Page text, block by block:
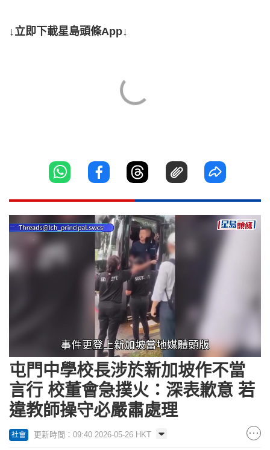
↓立即下載星島頭條App↓
Unmute Loaded:
32.22%
屯門中學校長涉於新加坡作不當
言行 校董會急撲火：深表歉意 若
違教師操守必嚴肅處理
社會 更新時間：09:40 2026-05-26 HKT